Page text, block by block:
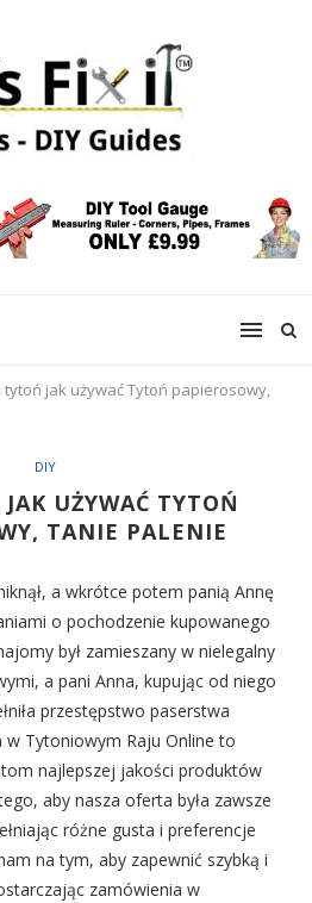
tytoń jak używać Tytoń papierosowy,
DIY
UŻYWAĆ TYTOŃ
TANIE PALENIE
a wkrótce potem panią Annę
o pochodzenie kupowanego
był zamieszany w nielegalny
a pani Anna, kupując od niego
przestępstwo paserstwa
Tytoniowym Raju Online to
najlepszej jakości produktów
aby nasza oferta była zawsze
różne gusta i preferencje
na tym, aby zapewnić szybką i
zamówienia w